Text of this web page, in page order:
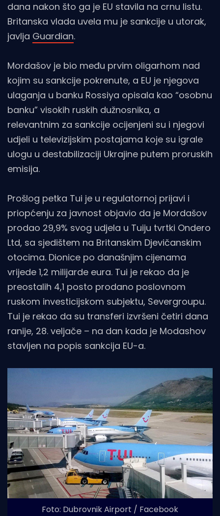
dana nakon što ga je EU stavila na crnu listu.
Britanska vlada uvela mu je sankcije u utorak,
javlja Guardian.
Mordašov je bio među prvim oligarhom nad
kojim su sankcije pokrenute, a EU je njegova
ulaganja u banku Rossiya opisala kao “osobnu
banku” visokih ruskih dužnosnika, a
relevantnim za sankcije ocijenjeni su i njegovi
udjeli u televizijskim postajama koje su igrale
ulogu u destabilizaciji Ukrajine putem proruskih
emisija.
Prošlog petka Tui je u regulatornoj prijavi i
priopćenju za javnost objavio da je Mordašov
prodao 29,9% svog udjela u Tuiju tvrtki Ondero
Ltd, sa sjedištem na Britanskim Djevičanskim
otocima. Dionice po današnjim cijenama
vrijede 1,2 milijarde eura. Tui je rekao da je
preostalih 4,1 posto prodano poslovnom
ruskom investicijskom subjektu, Severgroupu.
Tui je rekao da su transferi izvršeni četiri dana
ranije, 28. veljače – na dan kada je Modashov
stavljen na popis sankcija EU-a.
Foto: Dubrovnik Airport / Facebook